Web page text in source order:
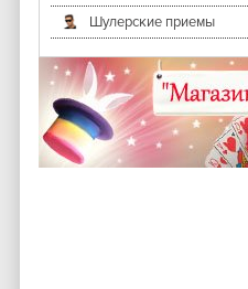
Шулерские приемы